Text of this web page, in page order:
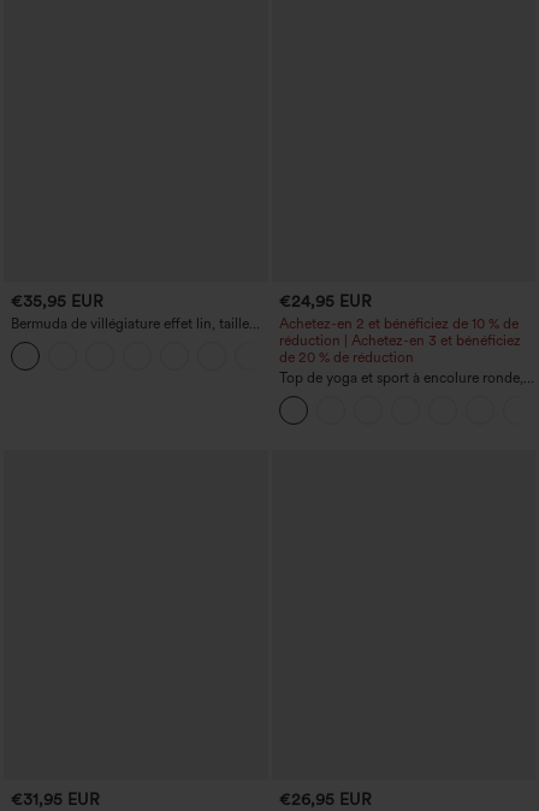
€35,95 EUR
Bermuda de villégiature effet lin, taille
haute, ourlet roulotté, longueur 10'' avec
poches
+3
€24,95 EUR
Achetez-en 2 et bénéficiez de 10 % de
réduction | Achetez-en 3 et bénéficiez
de 20 % de réduction
Top de yoga et sport à encolure ronde,
manches courtes, à fronces, effet
rafraîchissant au toucher - UPF50+
€31,95 EUR €26,95 EUR